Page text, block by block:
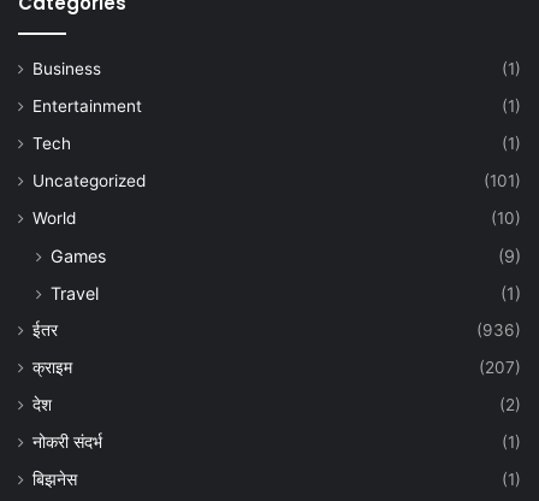
Business
(1)
Entertainment
(1)
Tech
(1)
Uncategorized
(101)
World
(10)
Games
(9)
Travel
(1)
ईतर
(936)
क्राइम
(207)
देश
(2)
नोकरी संदर्भ
(1)
बिझनेस
(1)